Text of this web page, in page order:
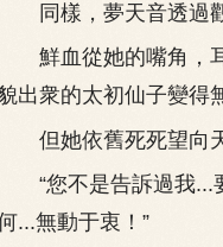
同樣，夢天音透過觀
鮮血從她的嘴角，耳
出衆的太初仙子變得
但她依舊死死望向天
“您不是告訴過我...
...無動于衷！”